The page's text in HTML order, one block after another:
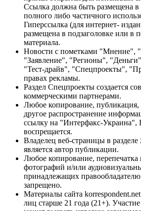
Ссылка должна быть размещена в
полного либо частичного
Гиперссылка (для интернет-
размещена в подзаголовке или в
материала.
Новости с пометками "Мнение",
"Заявление", "Регионы",
"Тест-драйв", "Спецпроекты",
правах рекламы.
Раздел Спецпроекты создается
коммерческими партнерами.
Любое копирование, публикация,
другое распространение
ссылку на "Интерфакс-Украина",
воспрещается.
Владелец веб-страницы в
является автор публикации.
Любое копирование, перепечатка
фотографий и/или
принадлежащих правообладателю
запрещено.
Материалы сайта
лиц старше 21 года (21+).